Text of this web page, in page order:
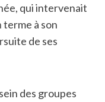
qui intervenait
terme à son
de ses
des groupes